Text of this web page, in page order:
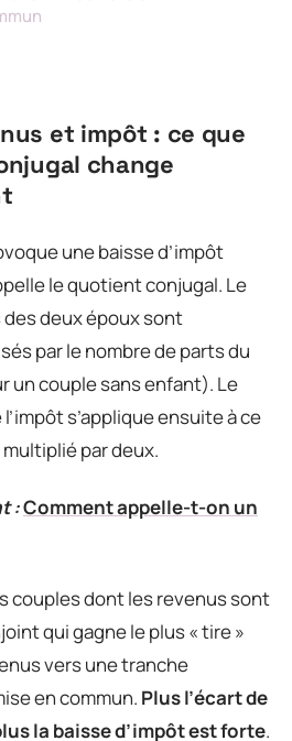
et impôt : ce que
change
une baisse d’impôt
le quotient conjugal. Le
deux époux sont
par le nombre de parts du
un couple sans enfant). Le
s’applique ensuite à ce
par deux.
:Comment appelle-t-on un
couples dont les revenus sont
qui gagne le plus « tire »
vers une tranche
en commun. Plus l’écart de
la baisse d’impôt est forte.